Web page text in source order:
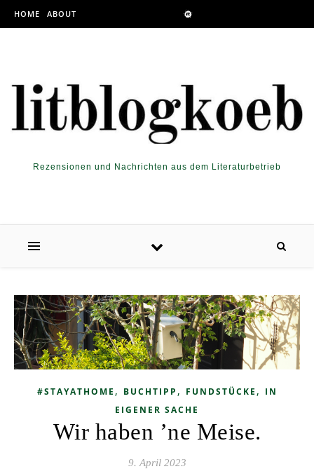
Skip to content
HOME ABOUT
Rezensionen und Nachrichten aus dem Literaturbetrieb
#STAYATHOME , BUCHTIPP , FUNDSTÜCKE , IN
EIGENER SACHE
Wir haben ’ne Meise.
9. April 2023